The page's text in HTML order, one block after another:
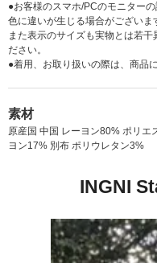
●お客様のスマホ/PCのモニター
色に違いが生じる場合がございま
また表示のサイズも実物とは若
ださい。
●着用、お取り扱いの際は、商品
素材
原産国 中国 レーヨン80% ポリエ
ヨン17% 別布 ポリウレタン3%
INGNI